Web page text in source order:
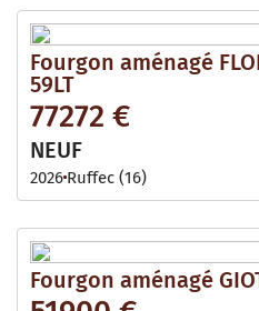
Fourgon aménagé
59LT
77272 €
NEUF
2026 Ruffec (16)
Fourgon aménagé